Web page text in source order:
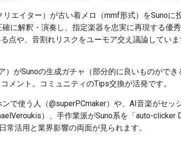
リエイター）が古い着メロ（mmf形式）をSunoに
に解釈・演奏し、指定楽器を忠実に再現する優
点や、音割れリスクをユーモア交え議論してい
）がSunoの生成ガチャ（部分的に良いものがで
メント。コミュニティのTips交換が活発です。
で使う人（@superPCmaker）や、AI音楽がセッ
）、手作業派がSuno系を「auto-clicker
常活用と業界影響の両面が見られます。